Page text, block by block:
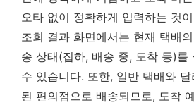
오타 없이 정확하게 입력하는 것
조회 결과 화면에서는 현재 택배
송 상태(집하, 배송 중, 도착 등)를
수 있습니다. 또한, 일반 택배와
된 편의점으로 배송되므로, 도착